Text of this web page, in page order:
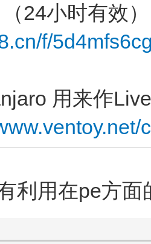
24小时有效）
f/
用来作
利用在pe方面